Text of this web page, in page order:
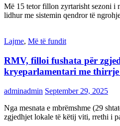
Më 15 tetor fillon zyrtarisht sezoni i
lidhur me sistemin qendror të
Lajme, Më të fundit
RMV, filloi fushata për
kryeparlamentari me thirrje
adminadmin September 29, 2025
Nga mesnata e mbrëmshme (29
zgjedhjet lokale të këtij viti, rrethi i